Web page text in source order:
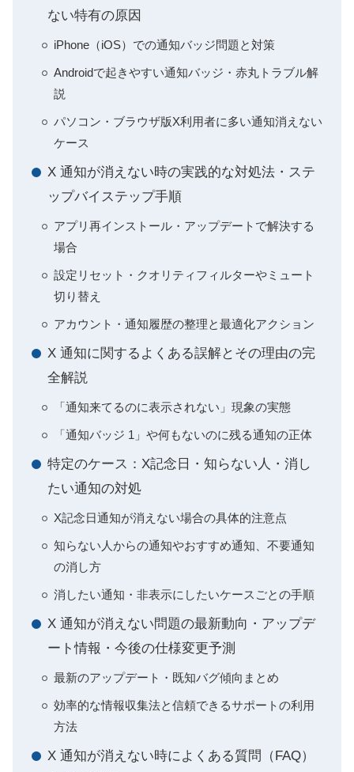
ない特有の原因
iPhone（iOS）での通知バッジ問題と対策
Androidで起きやすい通知バッジ・赤丸トラブル解
説
パソコン・ブラウザ版X利用者に多い通知消えない
ケース
X 通知が消えない時の実践的な対処法・ステ
ップバイステップ手順
アプリ再インストール・アップデートで解決する
場合
設定リセット・クオリティフィルターやミュート
切り替え
アカウント・通知履歴の整理と最適化アクション
X 通知に関するよくある誤解とその理由の完
全解説
「通知来てるのに表示されない」現象の実態
「通知バッジ 1」や何もないのに残る通知の正体
特定のケース：X記念日・知らない人・消し
たい通知の対処
X記念日通知が消えない場合の具体的注意点
知らない人からの通知やおすすめ通知、不要通知
の消し方
消したい通知・非表示にしたいケースごとの手順
X 通知が消えない問題の最新動向・アップデ
ート情報・今後の仕様変更予測
最新のアップデート・既知バグ傾向まとめ
効率的な情報収集法と信頼できるサポートの利用
方法
X 通知が消えない時によくある質問（FAQ）